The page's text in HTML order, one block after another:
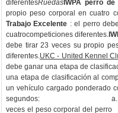
diferentesRuedas IWPA perro
propio peso corporal en cuatro
Trabajo Excelente : el perro
cuatrocompeticiones diferentes.
debe tirar 23 veces su propio
diferentes.UKC - United Kennel
debe ganar una etapa de
una etapa de clasificación al
un vehículo cargado ponderado
segundos: a. En
veces el peso corporal